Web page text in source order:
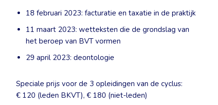
18 februari 2023: facturatie en taxatie in de praktijk
11 maart 2023: wetteksten die de grondslag van
het beroep van BVT vormen
29 april 2023: deontologie
Speciale prijs voor de 3 opleidingen van de cyclus:
€ 120 (leden BKVT), € 180 (niet-leden)